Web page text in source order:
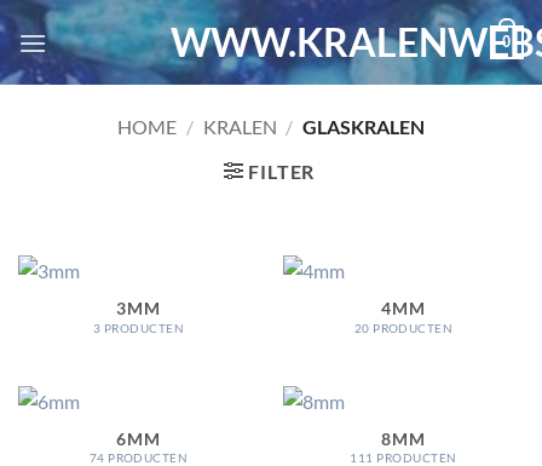
Ga
naar
inhoud
0
HOME / KRALEN / GLASKRALEN
FILTER
3MM
3 PRODUCTEN
4MM
20 PRODUCTEN
6MM
74 PRODUCTEN
8MM
111 PRODUCTEN